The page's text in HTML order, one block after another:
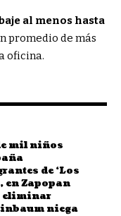
al menos hasta
promedio de más
oficina.
mil niños
de ‘Los
en Zapopan
eliminar
niega